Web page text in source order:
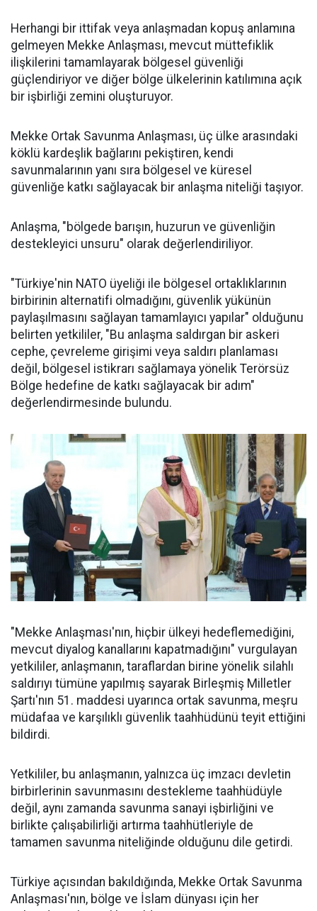
Herhangi bir ittifak veya anlaşmadan kopuş anlamına
gelmeyen Mekke Anlaşması, mevcut müttefiklik
ilişkilerini tamamlayarak bölgesel güvenliği
güçlendiriyor ve diğer bölge ülkelerinin katılımına açık
bir işbirliği zemini oluşturuyor.
Mekke Ortak Savunma Anlaşması, üç ülke arasındaki
köklü kardeşlik bağlarını pekiştiren, kendi
savunmalarının yanı sıra bölgesel ve küresel
güvenliğe katkı sağlayacak bir anlaşma niteliği taşıyor.
Anlaşma, "bölgede barışın, huzurun ve güvenliğin
destekleyici unsuru" olarak değerlendiriliyor.
"Türkiye'nin NATO üyeliği ile bölgesel ortaklıklarının
birbirinin alternatifi olmadığını, güvenlik yükünün
paylaşılmasını sağlayan tamamlayıcı yapılar" olduğunu
belirten yetkililer, "Bu anlaşma saldırgan bir askeri
cephe, çevreleme girişimi veya saldırı planlaması
değil, bölgesel istikrarı sağlamaya yönelik Terörsüz
Bölge hedefine de katkı sağlayacak bir adım"
değerlendirmesinde bulundu.
"Mekke Anlaşması'nın, hiçbir ülkeyi hedeflemediğini,
mevcut diyalog kanallarını kapatmadığını" vurgulayan
yetkililer, anlaşmanın, taraflardan birine yönelik silahlı
saldırıyı tümüne yapılmış sayarak Birleşmiş Milletler
Şartı'nın 51. maddesi uyarınca ortak savunma, meşru
müdafaa ve karşılıklı güvenlik taahhüdünü teyit ettiğini
bildirdi.
Yetkililer, bu anlaşmanın, yalnızca üç imzacı devletin
birbirlerinin savunmasını destekleme taahhüdüyle
değil, aynı zamanda savunma sanayi işbirliğini ve
birlikte çalışabilirliği artırma taahhütleriyle de
tamamen savunma niteliğinde olduğunu dile getirdi.
Türkiye açısından bakıldığında, Mekke Ortak Savunma
Anlaşması'nın, bölge ve İslam dünyası için her